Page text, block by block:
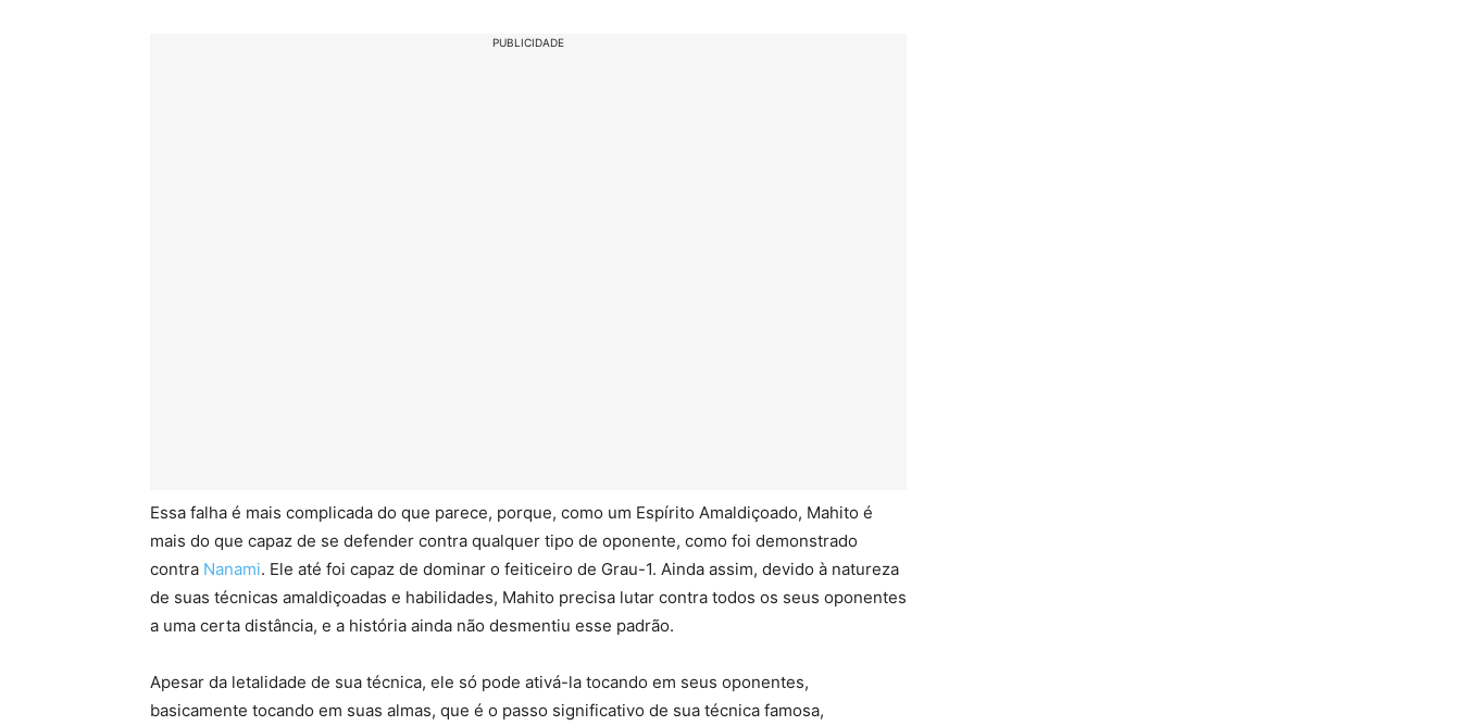
PUBLICIDADE
Essa falha é mais complicada do que parece, porque, como um Espírito Amaldiçoado, Mahito é
mais do que capaz de se defender contra qualquer tipo de oponente, como foi demonstrado
contra Nanami. Ele até foi capaz de dominar o feiticeiro de Grau-1. Ainda assim, devido à natureza
de suas técnicas amaldiçoadas e habilidades, Mahito precisa lutar contra todos os seus oponentes
a uma certa distância, e a história ainda não desmentiu esse padrão.
Apesar da letalidade de sua técnica, ele só pode ativá-la tocando em seus oponentes,
basicamente tocando em suas almas, que é o passo significativo de sua técnica famosa,